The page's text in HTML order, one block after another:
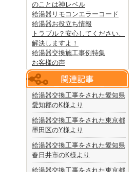
のことは神レベル
給湯器リモコンエラーコード
給湯器お役立ち情報
トラブル？安心してください、
解決しますよ！
給湯器交換施工事例特集
お客様の声
給湯器交換工事をされた愛知県
愛知郡のK様より
給湯器交換工事をされた東京都
墨田区のY様より
給湯器交換工事をされた愛知県
春日井市のK様より
給湯器交換工事をされた東京都